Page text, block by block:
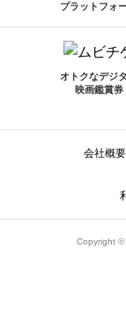
プラットフォ
オトクなデジ
映画鑑賞券
会社概要
Copyright ©